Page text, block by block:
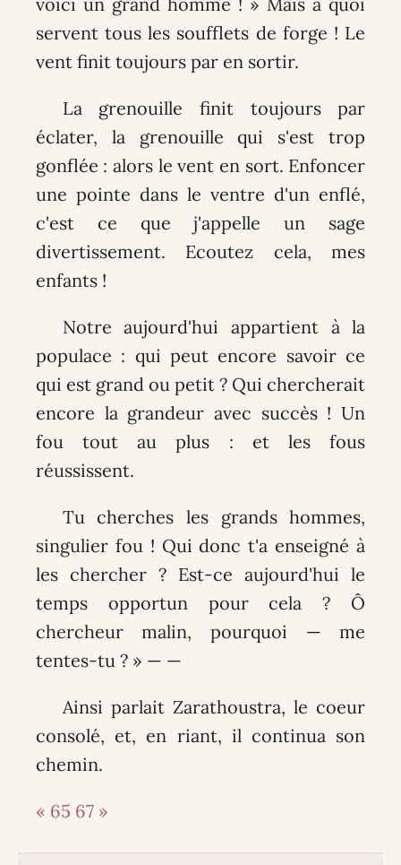
servent tous les soufflets de forge ! Le
vent finit toujours par en sortir.
La grenouille finit toujours par
éclater, la grenouille qui s'est trop
gonflée : alors le vent en sort. Enfoncer
une pointe dans le ventre d'un enflé,
c'est ce que j'appelle un sage
divertissement. Ecoutez cela, mes
enfants !
Notre aujourd'hui appartient à la
populace : qui peut encore savoir ce
qui est grand ou petit ? Qui chercherait
encore la grandeur avec succès ! Un
fou tout au plus : et les fous
réussissent.
Tu cherches les grands hommes,
singulier fou ! Qui donc t'a enseigné à
les chercher ? Est-ce aujourd'hui le
temps opportun pour cela ? Ô
chercheur malin, pourquoi — me
tentes-tu ? » — —
Ainsi parlait Zarathoustra, le coeur
consolé, et, en riant, il continua son
chemin.
« 65 67 »